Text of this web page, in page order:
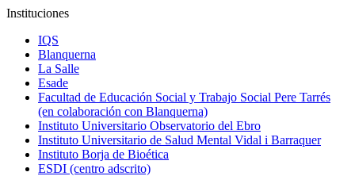
Instituciones
IQS
Blanquerna
La Salle
Esade
Facultad de Educación Social y Trabajo Social Pere Tarrés
(en colaboración con Blanquerna)
Instituto Universitario Observatorio del Ebro
Instituto Universitario de Salud Mental Vidal i Barraquer
Instituto Borja de Bioética
ESDI (centro adscrito)